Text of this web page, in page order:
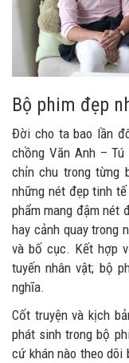
Bộ phim đẹp
Đời cho ta bao lần
chồng Văn Anh –
chỉn chu trong từng
những nét đẹp tinh
phẩm mang đậm nét
hay cảnh quay trong
và bố cục. Kết hợp
tuyến nhân vật; bộ
nghĩa.
Cốt truyện và kịch
phát sinh trong bộ
cứ khán nào theo